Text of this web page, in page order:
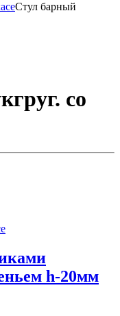
Стул барный
со
h-20мм